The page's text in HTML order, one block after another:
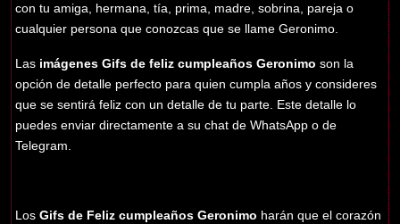
con tu amiga, hermana, tía, prima, madre, sobrina, pareja o
cualquier persona que conozcas que se llame Geronimo.
Las imágenes Gifs de feliz cumpleaños Geronimo son la
opción de detalle perfecto para quien cumpla años y consideres
que se sentirá feliz con un detalle de tu parte. Este detalle lo
puedes enviar directamente a su chat de WhatsApp o de
Telegram.
Los Gifs de Feliz cumpleaños Geronimo harán que el corazón